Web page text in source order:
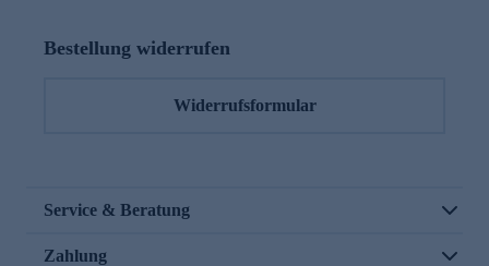
Bestellung widerrufen
Widerrufsformular
Service & Beratung
Zahlung